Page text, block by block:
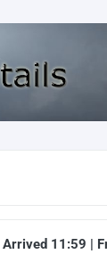
Arrived 11:59 |